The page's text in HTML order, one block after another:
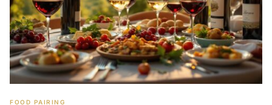
FOOD PAIRING